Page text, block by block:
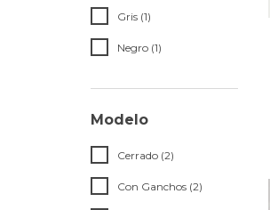
Gris (1)
Negro (1)
Modelo
Cerrado (2)
Con Ganchos (2)